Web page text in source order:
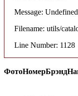
Message:
Filename: utils/
Line Number: 1128
ФотоНомерБрэнд